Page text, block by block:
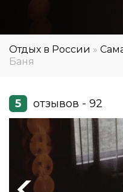
Отдых в России »
Баня
5 отзывов - 92
Previous